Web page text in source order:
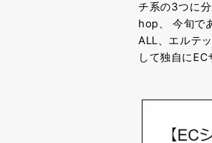
チ系の3つに
hop、 今旬で
ALL、エルテ
して独自にEC